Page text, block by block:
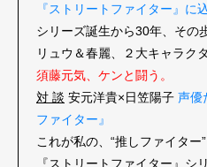
『ストリートファイター』に
シリーズ誕生から30年、その
リュウ＆春麗、２大キャラク
須藤元気、ケンと闘う。
対 談 安元洋貴×日笠陽子 声優
ファイター』
これが私の、“推しファイター”
『ストリートファイター』シ